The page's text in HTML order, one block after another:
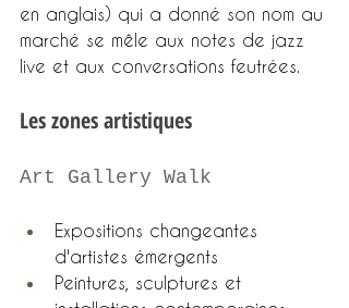
en anglais) qui a donné son nom au
marché se mêle aux notes de jazz
live et aux conversations feutrées.
Les zones artistiques
Art Gallery Walk
Expositions changeantes
d'artistes émergents
Peintures, sculptures et